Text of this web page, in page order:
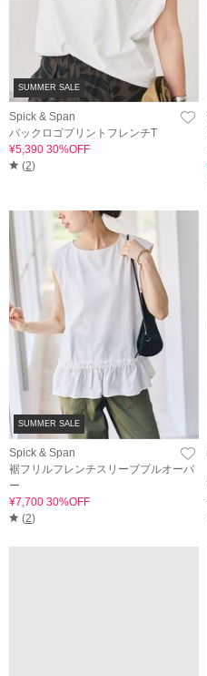
SUMMER SALE
Spick & Span
バックロゴプリントフレンチT
¥5,390 30%OFF
(2)
SUMMER SALE
Spick & Span
裾フリルフレンチスリーブプルオーバ
ー
¥7,700 30%OFF
(2)